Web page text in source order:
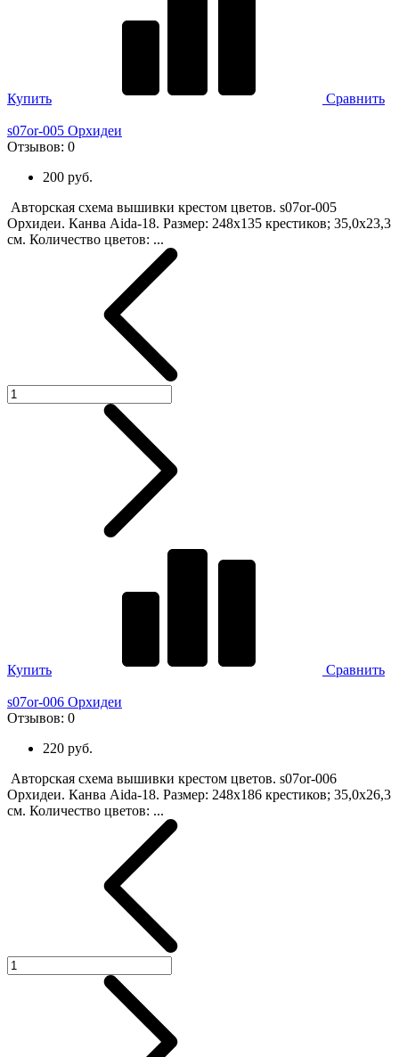
Купить Сравнить
s07or-005 Орхидеи
Отзывов: 0
200 руб.
Авторская схема вышивки крестом цветов. s07or-005
Орхидеи. Канва Aida-18. Размер: 248х135 крестиков; 35,0х23,3
см. Количество цветов: ...
Купить Сравнить
s07or-006 Орхидеи
Отзывов: 0
220 руб.
Авторская схема вышивки крестом цветов. s07or-006
Орхидеи. Канва Aida-18. Размер: 248х186 крестиков; 35,0х26,3
см. Количество цветов: ...